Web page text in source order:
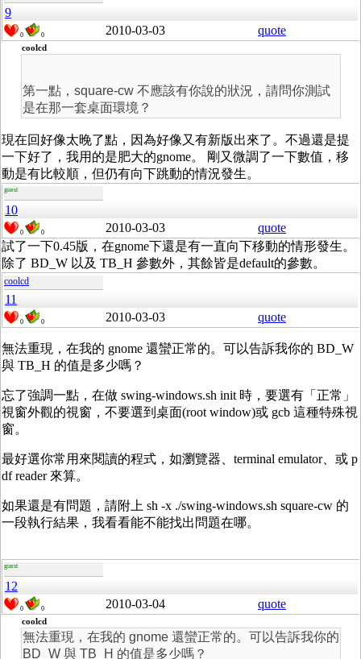
9
0 0 2010-03-03 quote
coolcd
第一點，square-cw 不應該有你說的狀況，請問你測試
是在那一套桌面環境？
現在回好像太晚了點，因為好像又有新版出來了。不過還是提
一下好了，我用的是肥大的gnome。 剛又微調了一下數值，移
動是有比較順，但仍有向下跳動的情況發生。
guest
10
0 0 2010-03-03
quote
試了一下0.45版，在gnome下還是有一直向下移動的情形發生。
除了 BD_W 以及 TB_H 參數外，其餘皆是default的參數。
coolcd
11
0 0 2010-03-03 quote
無法重現，在我的 gnome 還蠻正常的。可以告訴我你的 BD_W
與 TB_H 的值是多少嗎？
忘了強調一點，在做 swing-windows.sh init 時，要選有「正常」
視窗外觀的視窗，不要選到桌面(root window)或 gcb 這種特殊視
窗。
最好選你常用來閱讀的程式，如瀏覽器、terminal emulator、或 p
df reader 來算。
如果還是有問題，請附上 sh -x ./swing-windows.sh square-cw 的
一段執行結果，我看看能不能找出問題在哪。
guest
12
0 0 2010-03-04 quote
coolcd
無法重現，在我的 gnome 還蠻正常的。可以告訴我你的
BD_W 與 TB_H 的值是多少嗎？